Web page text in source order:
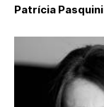
Patrícia Pasquini